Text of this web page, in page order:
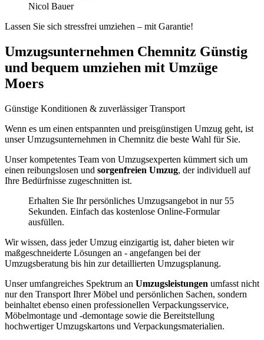
Nicol Bauer
Lassen Sie sich stressfrei umziehen – mit Garantie!
Umzugsunternehmen Chemnitz Günstig
und bequem umziehen mit Umzüge
Moers
Günstige Konditionen & zuverlässiger Transport
Wenn es um einen entspannten und preisgünstigen Umzug geht, ist
unser Umzugsunternehmen in Chemnitz die beste Wahl für Sie.
Unser kompetentes Team von Umzugsexperten kümmert sich um
einen reibungslosen und sorgenfreien Umzug, der individuell auf
Ihre Bedürfnisse zugeschnitten ist.
Erhalten Sie Ihr persönliches Umzugsangebot in nur 55
Sekunden. Einfach das kostenlose Online-Formular
ausfüllen.
Wir wissen, dass jeder Umzug einzigartig ist, daher bieten wir
maßgeschneiderte Lösungen an - angefangen bei der
Umzugsberatung bis hin zur detaillierten Umzugsplanung.
Unser umfangreiches Spektrum an Umzugsleistungen umfasst nicht
nur den Transport Ihrer Möbel und persönlichen Sachen, sondern
beinhaltet ebenso einen professionellen Verpackungsservice,
Möbelmontage und -demontage sowie die Bereitstellung
hochwertiger Umzugskartons und Verpackungsmaterialien.